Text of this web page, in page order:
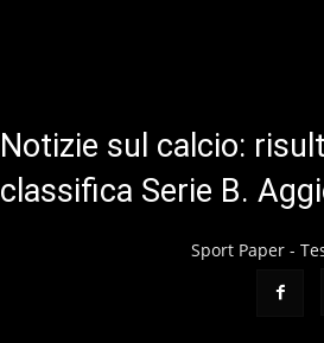
Notizie sul calcio:
classifica Serie B.
Sport Paper -